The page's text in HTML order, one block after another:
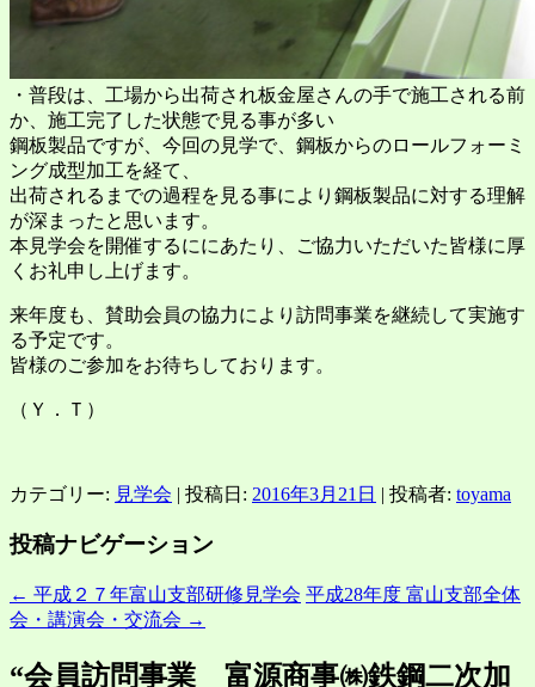
・普段は、工場から出荷され板金屋さんの手で施工される前
か、施工完了した状態で見る事が多い
鋼板製品ですが、今回の見学で、鋼板からのロールフォーミ
ング成型加工を経て、
出荷されるまでの過程を見る事により鋼板製品に対する理解
が深まったと思います。
本見学会を開催するににあたり、ご協力いただいた皆様に厚
くお礼申し上げます。
来年度も、賛助会員の協力により訪問事業を継続して実施す
る予定です。
皆様のご参加をお待ちしております。
（Ｙ．Ｔ）
カテゴリー: 見学会 | 投稿日: 2016年3月21日 | 投稿者: toyama
投稿ナビゲーション
← 平成２７年富山支部研修見学会 平成28年度 富山支部全体
会・講演会・交流会 →
“会員訪問事業 富源商事㈱鉄鋼二次加